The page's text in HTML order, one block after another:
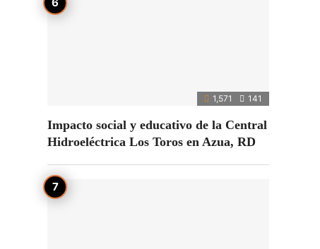
1,571 141
Impacto social y educativo de la Central
Hidroeléctrica Los Toros en Azua, RD